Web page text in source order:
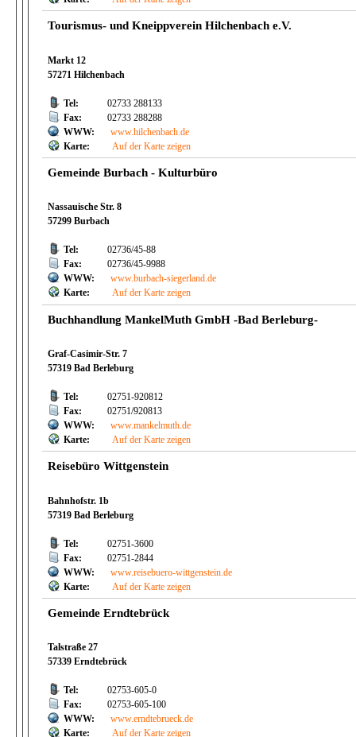
Tourismus- und Kneippverein Hilchenbach e.V.
Markt 12
57271 Hilchenbach
Tel:
02733 288133
Fax:
02733 288288
WWW:
www.hilchenbach.de
Karte:
Auf der Karte zeigen
Gemeinde Burbach - Kulturbüro
Nassauische Str. 8
57299 Burbach
Tel:
02736/45-88
Fax:
02736/45-9988
WWW:
www.burbach-siegerland.de
Karte:
Auf der Karte zeigen
Buchhandlung MankelMuth GmbH -Bad Berleburg-
Graf-Casimir-Str. 7
57319 Bad Berleburg
Tel:
02751-920812
Fax:
02751/920813
WWW:
www.mankelmuth.de
Karte:
Auf der Karte zeigen
Reisebüro Wittgenstein
Bahnhofstr. 1b
57319 Bad Berleburg
Tel:
02751-3600
Fax:
02751-2844
WWW:
www.reisebuero-wittgenstein.de
Karte:
Auf der Karte zeigen
Gemeinde Erndtebrück
Talstraße 27
57339 Erndtebrück
Tel:
02753-605-0
Fax:
02753-605-100
WWW:
www.erndtebrueck.de
Karte:
Auf der Karte zeigen